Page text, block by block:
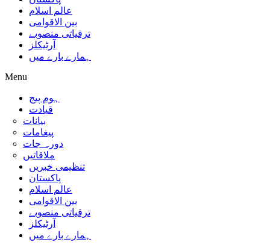
عالم اسلام
بین الاقوامی
ترقیاتی منصوبے
آرٹیکلز
ہمارے بارے میں
Menu
ہوم پیج
قیادت
بیانات
پیغامات
دورہ جات
ملاقاتیں
تنظیمی خبریں
پاکستان
عالم اسلام
بین الاقوامی
ترقیاتی منصوبے
آرٹیکلز
ہمارے بارے میں